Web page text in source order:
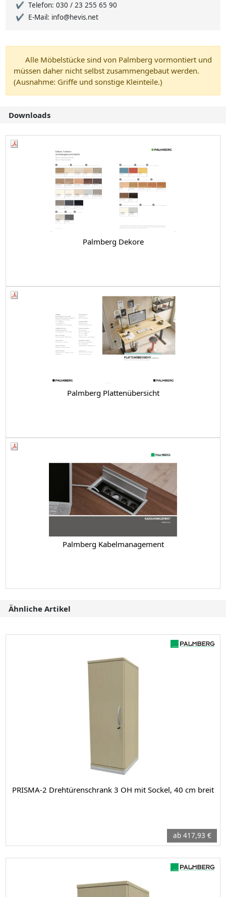
Telefon: 030 / 23 255 65 90
E-Mail: info@hevis.net
Alle Möbelstücke sind von Palmberg vormontiert und
müssen daher nicht selbst zusammengebaut werden.
(Ausnahme: Griffe und sonstige Kleinteile.)
Downloads
Palmberg Dekore
Palmberg Plattenübersicht
Palmberg Kabelmanagement
Ähnliche Artikel
PRISMA-2 Drehtürenschrank 3 OH mit Sockel, 40 cm breit
ab 417,93 €